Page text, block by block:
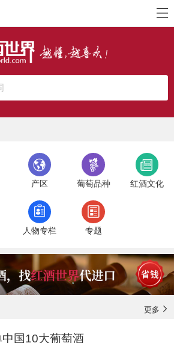
产区 葡萄品种 红酒文化
人物专栏 专题
更多
国10大葡萄酒